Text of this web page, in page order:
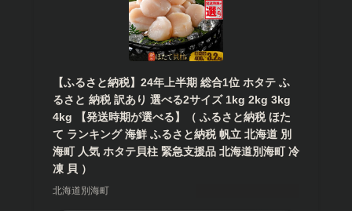
【ふるさと納税】24年上半期 総合1位 ホタテ ふ
るさと 納税 訳あり 選べる2サイズ 1kg 2kg 3kg
4kg 【発送時期が選べる】（ ふるさと納税 ほた
て ランキング 海鮮 ふるさと納税 帆立 北海道 別
海町 人気 ホタテ貝柱 緊急支援品 北海道別海町 冷
凍 貝 ）
北海道別海町